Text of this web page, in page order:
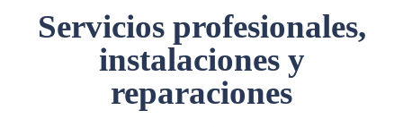
Servicios profesionales,
instalaciones y
reparaciones